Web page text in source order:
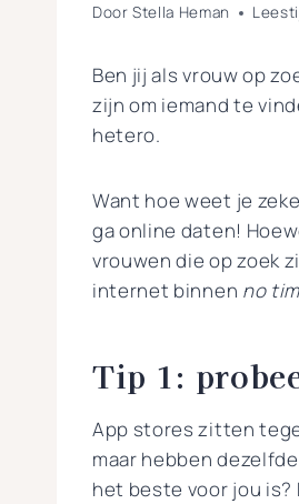
Door Stella Heman
Ben jij als vrouw op
zijn om iemand te
hetero.
Want hoe weet je
ga online daten!
vrouwen die op zoek
internet binnen no
Tip 1:
App stores zitten
maar hebben
het beste voor jou